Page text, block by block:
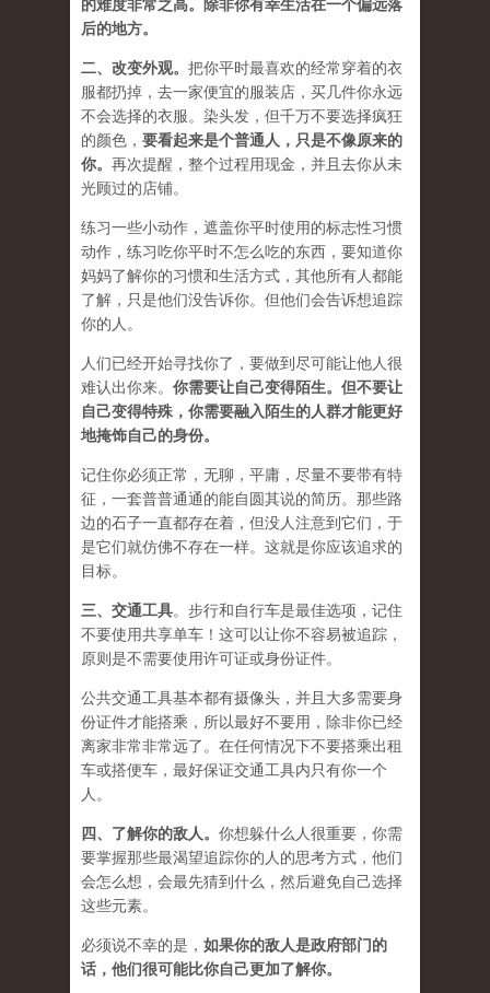
的难度非常之高。除非你有幸生活在一个偏远落
后的地方。
二、 改变外观。 把你平时最喜欢的经常穿着的衣
服都扔掉，去一家便宜的服装店，买几件你永远
不会选择的衣服。染头发，但千万不要选择疯狂
的颜色， 要看起来是个普通人，只是不像原来的
你。 再次提醒，整个过程用现金，并且去你从未
光顾过的店铺。
练习一些小动作，遮盖你平时使用的标志性习惯
动作，练习吃你平时不怎么吃的东西，要知道你
妈妈了解你的习惯和生活方式，其他所有人都能
了解，只是他们没告诉你。但他们会告诉想追踪
你的人。
人们已经开始寻找你了，要做到尽可能让他人很
难认出你来。 你需要让自己变得陌生。但不要让
自己变得特殊，你需要融入陌生的人群才能更好
地掩饰自己的身份。
记住你必须正常，无聊，平庸，尽量不要带有特
征，一套普普通通的能自圆其说的简历。那些路
边的石子一直都存在着，但没人注意到它们，于
是它们就仿佛不存在一样。这就是你应该追求的
目标。
三、 交通工具。步行和自行车是最佳选项，记住
不要使用共享单车！这可以让你不容易被追踪，
原则是不需要使用许可证或身份证件。
公共交通工具基本都有摄像头，并且大多需要身
份证件才能搭乘，所以最好不要用，除非你已经
离家非常非常远了。在任何情况下不要搭乘出租
车或搭便车，最好保证交通工具内只有你一个
人。
四、 了解你的敌人。 你想躲什么人很重要，你需
要掌握那些最渴望追踪你的人的思考方式，他们
会怎么想，会最先猜到什么，然后避免自己选择
这些元素。
必须说不幸的是， 如果你的敌人是政府部门的
话，他们很可能比你自己更加了解你。